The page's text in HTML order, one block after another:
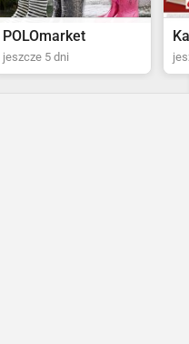
Kaufland
jeszcze 13 dni